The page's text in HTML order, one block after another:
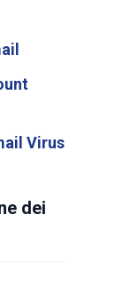
Virus
dei